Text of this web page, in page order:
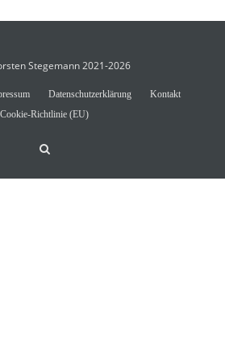
Stegemann 2021-2026
Datenschutzerklärung
Kontakt
Cookie-Richtlinie (EU)